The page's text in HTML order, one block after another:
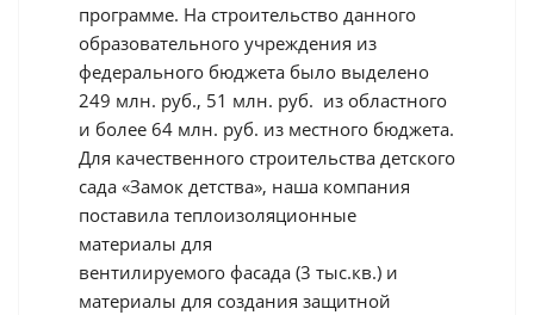
программе. На строительство данного
образовательного учреждения из
федерального бюджета было выделено
249 млн. руб., 51 млн. руб. из областного
и более 64 млн. руб. из местного бюджета.
Для качественного строительства детского
сада «Замок детства», наша компания
поставила теплоизоляционные
материалы для
вентилируемого фасада (3 тыс.кв.) и
материалы для создания защитной